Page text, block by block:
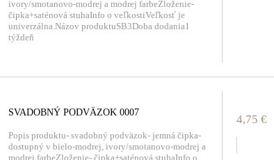
ivory/smotanovo-modrej a modrej farbeZloženie-
čipka+saténová stuhaInfo o veľkostiVeľkosť je
univerzálna.Názov produktuSB3Doba dodania1
týždeň
SVADOBNÝ PODVÄZOK 0007
Popis produktu- svadobný podväzok- jemná čipka-
dostupný v bielo-modrej, ivory/smotanovo-modrej a
modrej farbeZloženie- čipka+saténová stuhaInfo o
4,75 €